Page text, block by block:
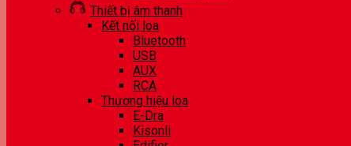
Thiết bị âm thanh
Kết nối loa
Bluetooth
USB
AUX
RCA
Thương hiệu loa
E-Dra
Kisonli